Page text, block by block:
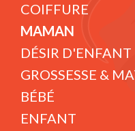
COIFFURE
MAMAN
DÉSIR D'ENFANT
GROSSESSE &
BÉBÉ
ENFANT